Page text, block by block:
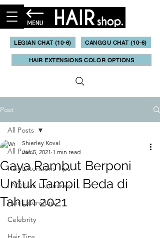
LEGIAN CHAT (10-6) CANGGU CHAT (10-6)
HAIR EXTENSIONS COLOR OPTIONS
Post
All Posts
Hair Extensions Tips
FAQ Hair Extensions
Hair Extensions
Celebrity
All Posts
Gaya Rambut Berponi
Untuk Tampil Beda di
Tahun 2021
Shierley Koval
Jan 5, 2021 1 min read